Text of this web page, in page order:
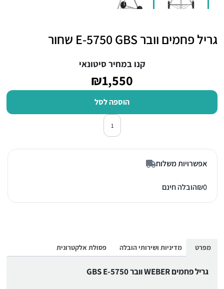
גריל פחמים וובר E-5750 GBS שחור
קנו במחיר סיטונאי
₪1,550
הוספה לסל
כמות של גריל פחמים וובר E-5750 GBS שחור
אפשרויות משלוח
₪0 הובלה חינם
מפרט מדיניות ושירותי הובלה פסולת אלקטרונית
גריל פחמים WEBER וובר GBS E-5750